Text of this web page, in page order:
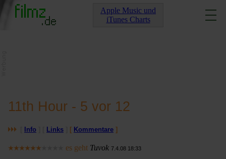
Apple Music und
iTunes Charts
11th Hour - 5 vor 12
Info Links [ Kommentare ]
es geht Tuvok 7.4.08 18:33